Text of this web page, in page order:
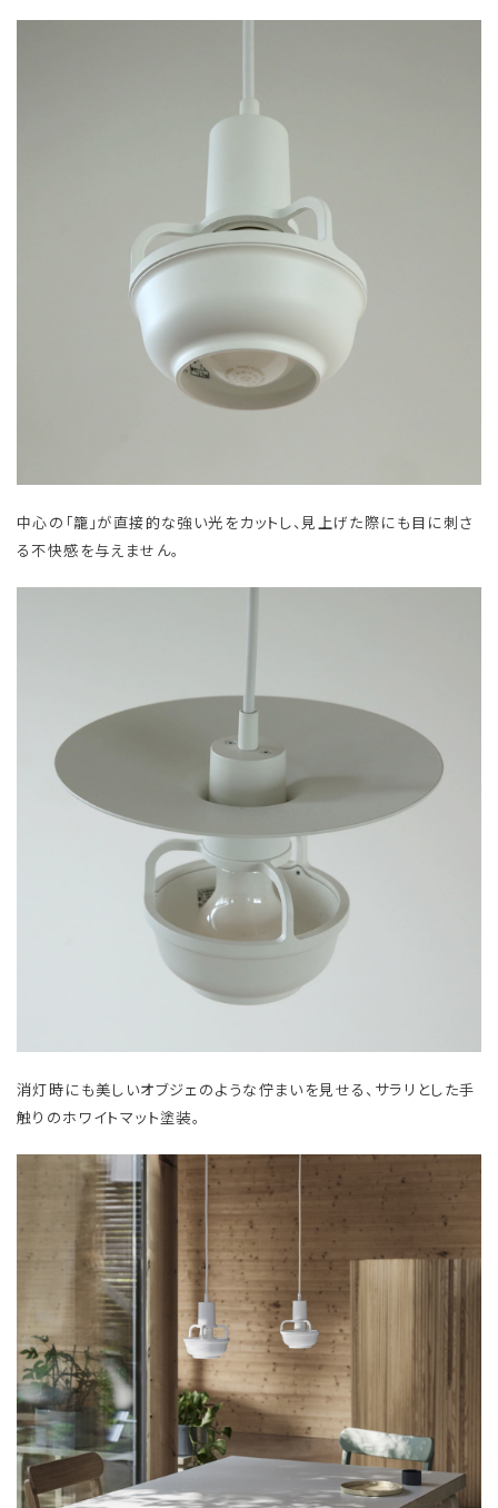
中心の「籠」が直接的な強い光をカットし、見上げた際にも目に刺さ
る不快感を与えません。
消灯時にも美しいオブジェのような佇まいを見せる、サラリとした手
触りのホワイトマット塗装。